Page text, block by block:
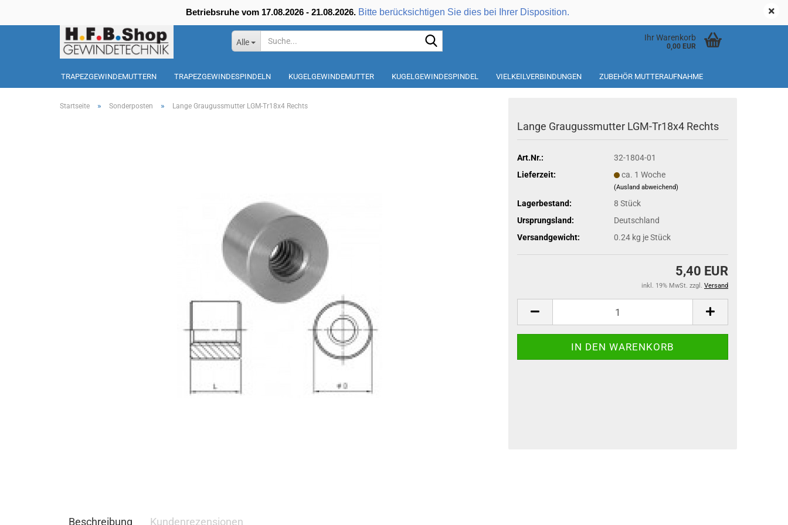
Alle Ihr Warenkorb
0,00 EUR
Betriebsruhe vom 17.08.2026 - 21.08.2026. Bitte berücksichtigen Sie dies bei Ihrer Disposition.
TRAPEZGEWINDEMUTTERN TRAPEZGEWINDESPINDELN KUGELGEWINDEMUTTER KUGELGEWINDESPINDEL VIELKEILVERBINDUNGEN ZUBEHÖR MUTTERAUFNAHME
Startseite » Sonderposten » Lange Graugussmutter LGM-Tr18x4 Rechts
Lange Graugussmutter LGM-Tr18x4 Rechts
Art.Nr.:
32-1804-01
Lieferzeit:
ca. 1 Woche
(Ausland abweichend)
Lagerbestand: 8 Stück
Ursprungsland:
Deutschland
Versandgewicht:
0.24 kg je Stück
5,40 EUR
inkl. 19% MwSt. zzgl. Versand
Beschreibung Kundenrezensionen